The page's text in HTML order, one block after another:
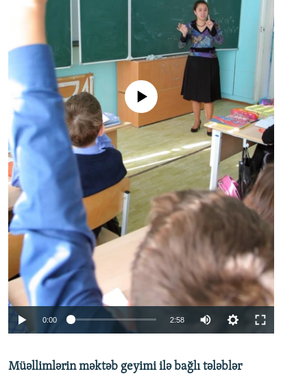
No media source currently available
0:00 2:58
360p
Müəllimlərin məktəb geyimi ilə bağlı tələblər